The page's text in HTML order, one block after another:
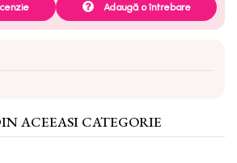
Adaugă o întrebare
ACEEASI CATEGORIE